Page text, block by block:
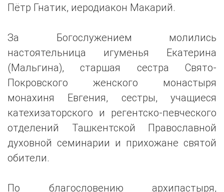
Пётр Гнатик, иеродиакон Макарий.
За Богослужением молились
настоятельница игуменья Екатерина
(Мальгина), старшая сестра Свято-
Покровского женского монастыря
монахиня Евгения, сестры, учащиеся
катехизаторского и регентско-певческого
отделений Ташкентской Православной
духовной семинарии и прихожане святой
обители.
По благословению архипастыря,